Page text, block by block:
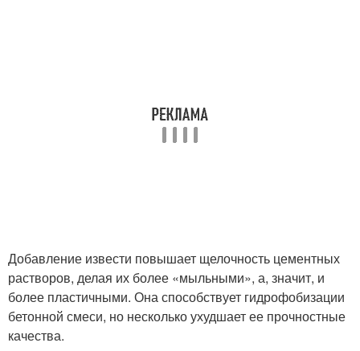
Добавление извести повышает щелочность цементных
растворов, делая их более «мыльными», а, значит, и
более пластичными. Она способствует гидрофобизации
бетонной смеси, но несколько ухудшает ее прочностные
качества.